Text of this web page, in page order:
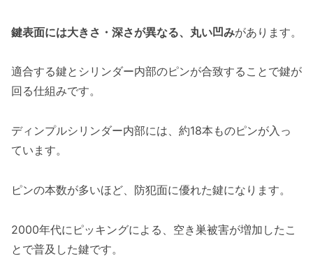
鍵表面には大きさ・深さが異なる、丸い凹みがあります。
適合する鍵とシリンダー内部のピンが合致することで鍵が
回る仕組みです。
ディンプルシリンダー内部には、約18本ものピンが入っ
ています。
ピンの本数が多いほど、防犯面に優れた鍵になります。
2000年代にピッキングによる、空き巣被害が増加したこ
とで普及した鍵です。